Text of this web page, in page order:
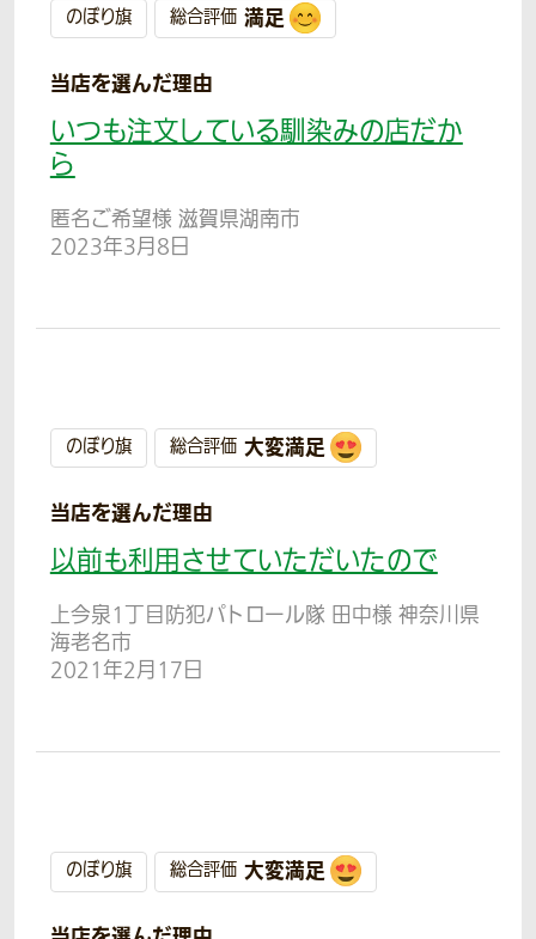
のぼり旗 総合評価 満足
当店を選んだ理由
いつも注文している馴染みの店だか
ら
匿名ご希望様 滋賀県湖南市
2023年3月8日
のぼり旗 総合評価 大変満足
当店を選んだ理由
以前も利用させていただいたので
上今泉1丁目防犯パトロール隊 田中様 神奈川県
海老名市
2021年2月17日
のぼり旗 総合評価 大変満足